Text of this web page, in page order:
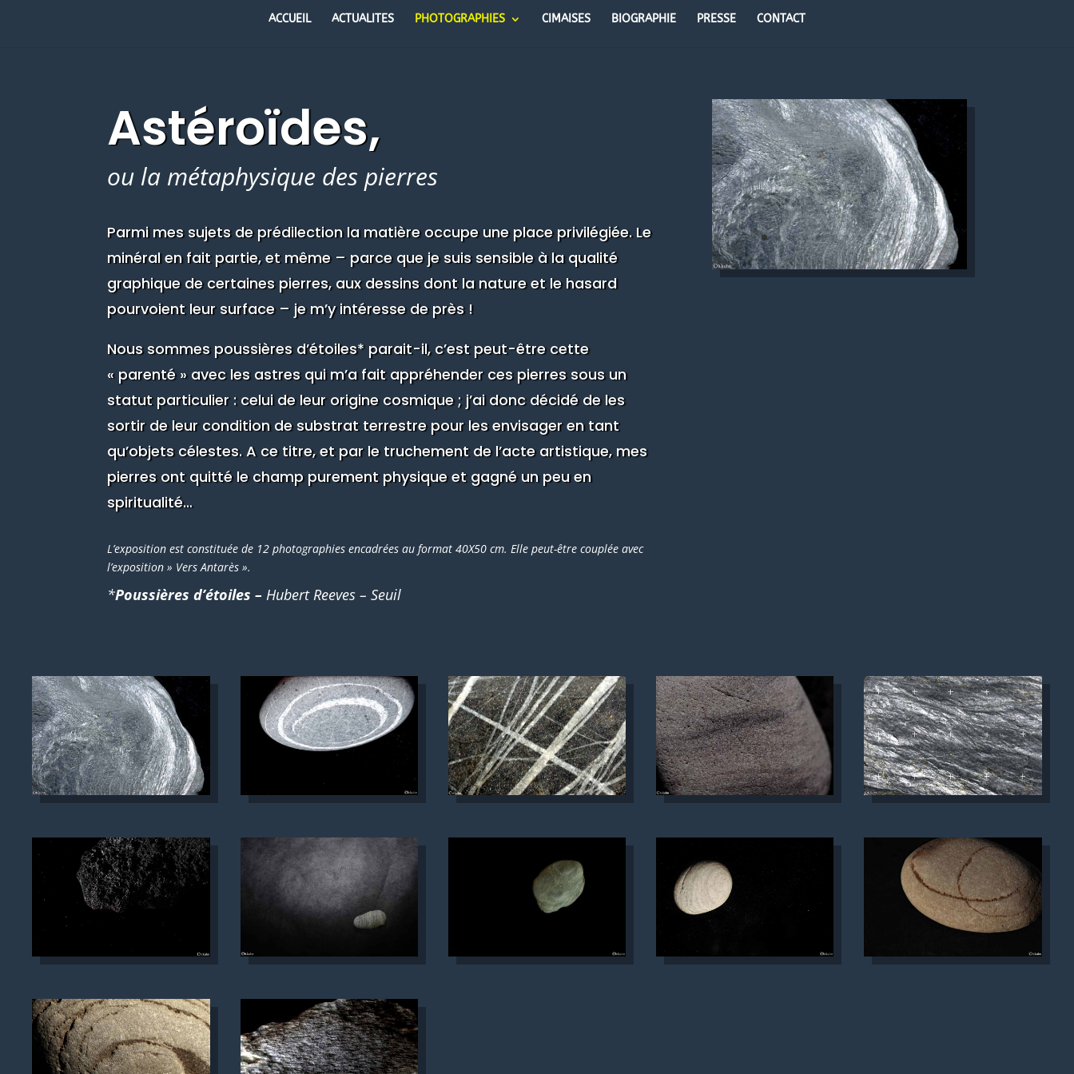
ACCUEIL ACTUALITES PHOTOGRAPHIES CIMAISES BIOGRAPHIE PRESSE CONTACT
Astéroïdes,
ou la métaphysique des pierres
Parmi mes sujets de prédilection la matière occupe une place privilégiée. Le
minéral en fait partie, et même – parce que je suis sensible à la qualité
graphique de certaines pierres, aux dessins dont la nature et le hasard
pourvoient leur surface – je m’y intéresse de près !
Nous sommes poussières d’étoiles* parait-il, c’est peut-être cette
« parenté » avec les astres qui m’a fait appréhender ces pierres sous un
statut particulier : celui de leur origine cosmique ; j’ai donc décidé de les
sortir de leur condition de substrat terrestre pour les envisager en tant
qu’objets célestes. A ce titre, et par le truchement de l’acte artistique, mes
pierres ont quitté le champ purement physique et gagné un peu en
spiritualité…
L’exposition est constituée de 12 photographies encadrées au format 40X50 cm. Elle peut-être couplée avec
l’exposition » Vers Antarès ».
*Poussières d’étoiles –Hubert Reeves – Seuil